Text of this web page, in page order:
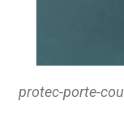
protec-porte-